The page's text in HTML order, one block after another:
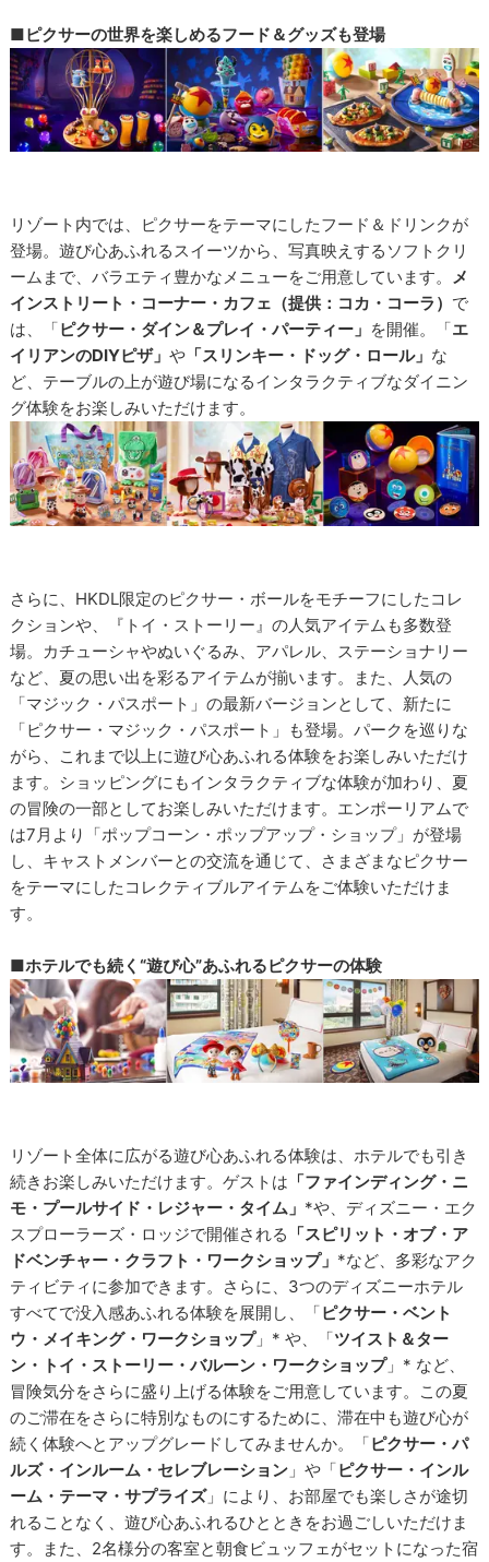
■ピクサーの世界を楽しめるフード＆グッズも登場
リゾート内では、ピクサーをテーマにしたフード＆ドリンクが
登場。遊び心あふれるスイーツから、写真映えするソフトクリ
ームまで、バラエティ豊かなメニューをご用意しています。 メ
インストリート・コーナー・カフェ（提供：コカ・コーラ） で
は、「ピクサー・ダイン＆プレイ・パーティー」 を開催。「エ
イリアンのDIYピザ」や 「スリンキー・ドッグ・ロール」 な
ど、テーブルの上が遊び場になるインタラクティブなダイニン
グ体験をお楽しみいただけます。
さらに、HKDL限定のピクサー・ボールをモチーフにしたコレ
クションや、『トイ・ストーリー』の人気アイテムも多数登
場。カチューシャやぬいぐるみ、アパレル、ステーショナリー
など、夏の思い出を彩るアイテムが揃います。また、人気の
「マジック・パスポート」の最新バージョンとして、新たに
「ピクサー・マジック・パスポート」も登場。パークを巡りな
がら、これまで以上に遊び心あふれる体験をお楽しみいただけ
ます。ショッピングにもインタラクティブな体験が加わり、夏
の冒険の一部としてお楽しみいただけます。エンポーリアムで
は7月より「ポップコーン・ポップアップ・ショップ」が登場
し、キャストメンバーとの交流を通じて、さまざまなピクサー
をテーマにしたコレクティブルアイテムをご体験いただけま
す。
■ホテルでも続く“遊び心”あふれるピクサーの体験
リゾート全体に広がる遊び心あふれる体験は、ホテルでも引き
続きお楽しみいただけます。ゲストは 「ファインディング・ニ
モ・プールサイド・レジャー・タイム」 *や、ディズニー・エク
スプローラーズ・ロッジで開催される 「スピリット・オブ・ア
ドベンチャー・クラフト・ワークショップ」 *など、多彩なアク
ティビティに参加できます。さらに、3つのディズニーホテル
すべてで没入感あふれる体験を展開し、「ピクサー・ベント
ウ・メイキング・ワークショップ」* や、「ツイスト＆ター
ン・トイ・ストーリー・バルーン・ワークショップ」* など、
冒険気分をさらに盛り上げる体験をご用意しています。この夏
のご滞在をさらに特別なものにするために、滞在中も遊び心が
続く体験へとアップグレードしてみませんか。「ピクサー・パ
ルズ・インルーム・セレブレーション 」や「ピクサー・インル
ーム・テーマ・サプライズ」により、お部屋でも楽しさが途切
れることなく、遊び心あふれるひとときをお過ごしいただけま
す。また、2名様分の客室と朝食ビュッフェがセットになった宿